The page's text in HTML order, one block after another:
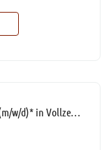
HR Business Partner (m/w/d)* in Vollzeit (40% Homeoffice möglich)